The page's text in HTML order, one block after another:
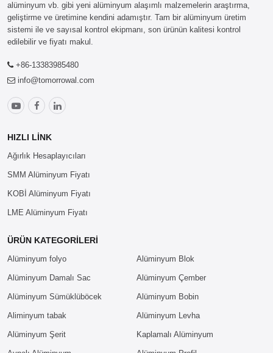
alüminyum vb. gibi yeni alüminyum alaşımlı malzemelerin araştırma,
geliştirme ve üretimine kendini adamıştır. Tam bir alüminyum üretim
sistemi ile ve sayısal kontrol ekipmanı, son ürünün kalitesi kontrol
edilebilir ve fiyatı makul.
+86-13383985480
info@tomorrowal.com
HIZLI LINK
Ağırlık Hesaplayıcıları
SMM Alüminyum Fiyatı
KOBİ Alüminyum Fiyatı
LME Alüminyum Fiyatı
ÜRÜN KATEGORILERI
Alüminyum folyo Alüminyum Blok
Alüminyum Damalı Sac Alüminyum Çember
Alüminyum Sümüklüböcek Alüminyum Bobin
Aliminyum tabak Alüminyum Levha
Alüminyum Şerit Kaplamalı Alüminyum